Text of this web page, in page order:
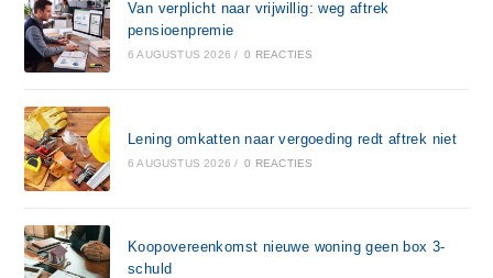
Van verplicht naar vrijwillig: weg aftrek
pensioenpremie
6 AUGUSTUS 2026 / 0 REACTIES
Lening omkatten naar vergoeding redt aftrek niet
6 AUGUSTUS 2026 / 0 REACTIES
Koopovereenkomst nieuwe woning geen box 3-
schuld